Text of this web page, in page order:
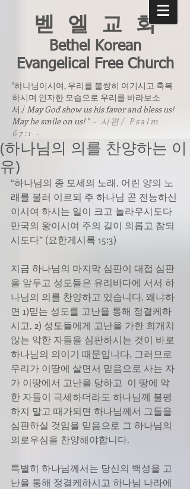
벧 엘 교 회
Bethel Korean
Evangelical Free Church
"하나님이시여, 우리를 불쌍히 여기시고 축복
하시며 인자한 모습으로 우리를 바라보소
서./May God show us his favor and bless us!
May he smile on us! " - 시편/ Psalm
67:1 -
(하나님의 의를 찬양하는 이
유)
“하나님의 종 모세의 노래, 어린 양의 노
래를 불러 이르되 주 하나님 곧 전능하신
이시여 하시는 일이 크고 놀라우시도다
만국의 왕이시여 주의 길이 의롭고 참되
시도다” (요한게시록 15:3)
지금 하나님의 마지막 심판이 대접 심판
을 앞두고 성도들은 유리바다에 서서 하
나님의 의를 찬양하고 있습니다. 왜냐하
면 1)믿는 성도를 고난을 통해 정결케하
시고, 2) 성도들에게 고난을 가한 회개치
않는 악한 자들을 심판하시는 것이 바로
하나님의 의이기 때문입니다. 그러므로
우리가 이땅에 살면서 믿음으로 사는 자
가 이땅에서 고난을 당하고  이 땅에 악
한 자들이 극세하더라도 하나님께 불평
하지 말고 때가되면 하나님께서 그들을
심판하실 것임을 믿음으로 그 하나님의
의로우심을 찬양해야합니다.
특별히 하나님께서는 당신의 백성을 고
난을 통해 정결케하시고 하나님 나라에